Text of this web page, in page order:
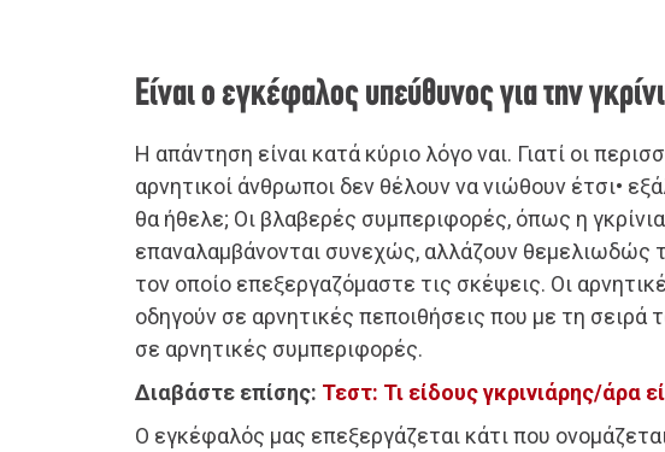
Είναι ο εγκέφαλος υπεύθυνος για την
Η απάντηση είναι κατά κύριο λόγο ναι. Γιατί οι
αρνητικοί άνθρωποι δεν θέλουν να νιώθουν έτσι•
θα ήθελε; Οι βλαβερές συμπεριφορές, όπως η
επαναλαμβάνονται συνεχώς, αλλάζουν θεμελιωδώς
τον οποίο επεξεργαζόμαστε τις σκέψεις. Οι
οδηγούν σε αρνητικές πεποιθήσεις που με τη σειρά
σε αρνητικές συμπεριφορές.
Διαβάστε επίσης: Τεστ: Τι είδους γκρινιάρης/άρα
Ο εγκέφαλός μας επεξεργάζεται κάτι που